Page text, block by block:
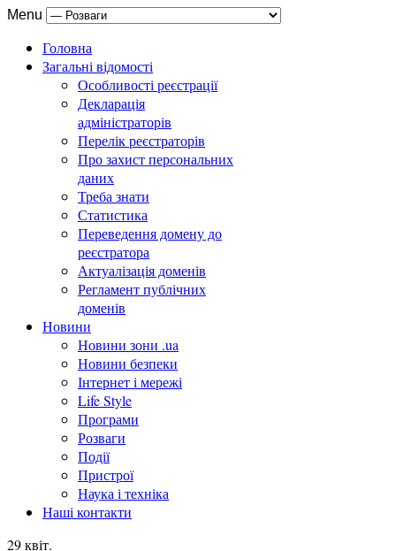
Menu
Головна
Загальні відомості
Особливості реєстрації
Декларація
адміністраторів
Перелік реєстраторів
Про захист персональних
даних
Треба знати
Статистика
Переведення домену до
реєстратора
Актуалізація доменів
Регламент публічних
доменів
Новини
Новини зони .ua
Новини безпеки
Інтернет і мережі
Life Style
Програми
Розваги
Події
Пристрої
Наука і техніка
Наші контакти
29 квіт.